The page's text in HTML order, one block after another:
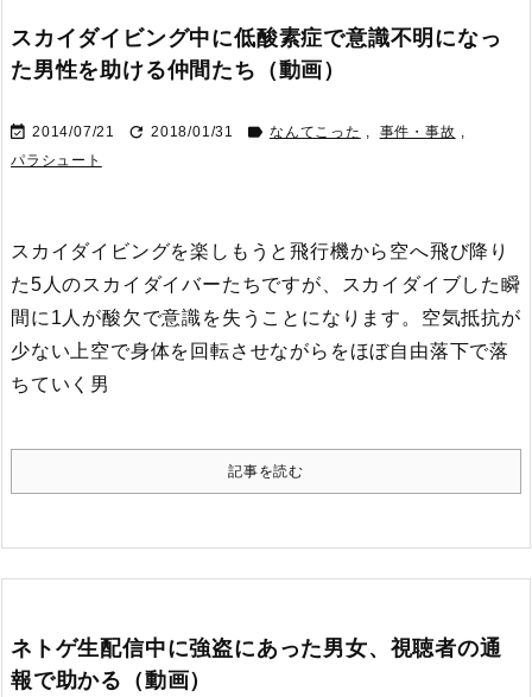
スカイダイビング中に低酸素症で意識不明になっ
た男性を助ける仲間たち（動画）
 2014/07/21  2018/01/31  なんてこった , 事件・事故 ,
パラシュート
スカイダイビングを楽しもうと飛行機から空へ飛び降り
た5人のスカイダイバーたちですが、スカイダイブした瞬
間に1人が酸欠で意識を失うことになります。 空気抵抗が
少ない上空で身体を回転させながらをほぼ自由落下で落
ちていく男
記事を読む
ネトゲ生配信中に強盗にあった男女、視聴者の通
報で助かる（動画）